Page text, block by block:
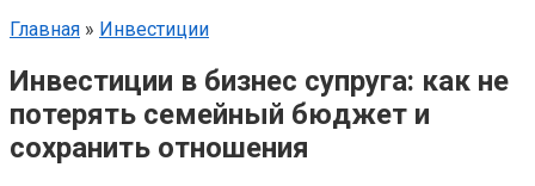
Главная » Инвестиции
Инвестиции в бизнес супруга: как не
потерять семейный бюджет и
сохранить отношения